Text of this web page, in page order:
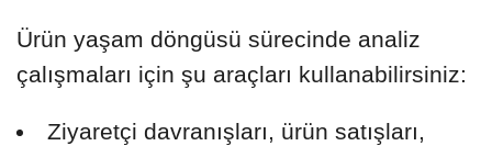
Ürün yaşam döngüsü sürecinde analiz
çalışmaları için şu araçları kullanabilirsiniz:
Ziyaretçi davranışları, ürün satışları,